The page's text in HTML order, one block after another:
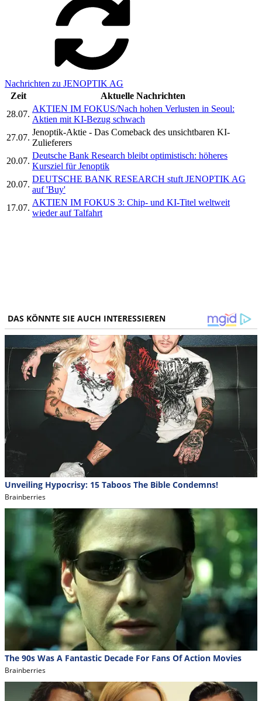
Nachrichten zu JENOPTIK AG
Zeit
Aktuelle Nachrichten
28.07.
AKTIEN IM FOKUS/Nach hohen Verlusten in Seoul:
Aktien mit KI-Bezug schwach
27.07.
Jenoptik-Aktie - Das Comeback des unsichtbaren KI-
Zulieferers
20.07.
Deutsche Bank Research bleibt optimistisch: höheres
Kursziel für Jenoptik
20.07.
DEUTSCHE BANK RESEARCH stuft JENOPTIK AG
auf 'Buy'
17.07.
AKTIEN IM FOKUS 3: Chip- und KI-Titel weltweit
wieder auf Talfahrt